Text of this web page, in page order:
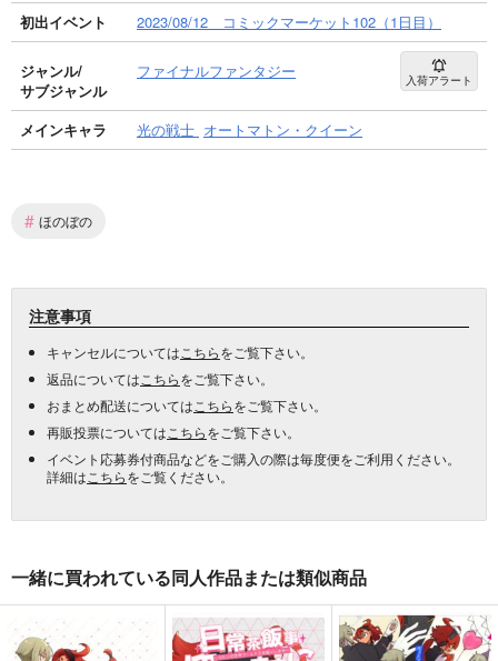
初出イベント
2023/08/12 コミックマーケット102（1日目）
ジャンル/
サブジャンル
ファイナルファンタジー 入荷アラート
メインキャラ 光の戦士 オートマトン・クイーン
# ほのぼの
注意事項
キャンセルについては こちらをご覧下さい。
返品については こちらをご覧下さい。
おまとめ配送については こちらをご覧下さい。
再販投票については こちらをご覧下さい。
イベント応募券付商品などをご購入の際は毎度便をご利用ください。
詳細は こちらをご覧ください。
一緒に買われている同人作品または類似商品